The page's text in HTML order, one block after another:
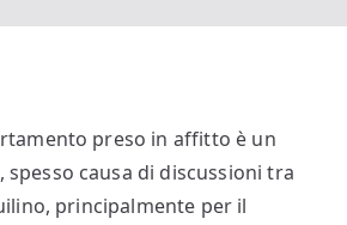
preso in affitto è un
causa di discussioni tra
principalmente per il